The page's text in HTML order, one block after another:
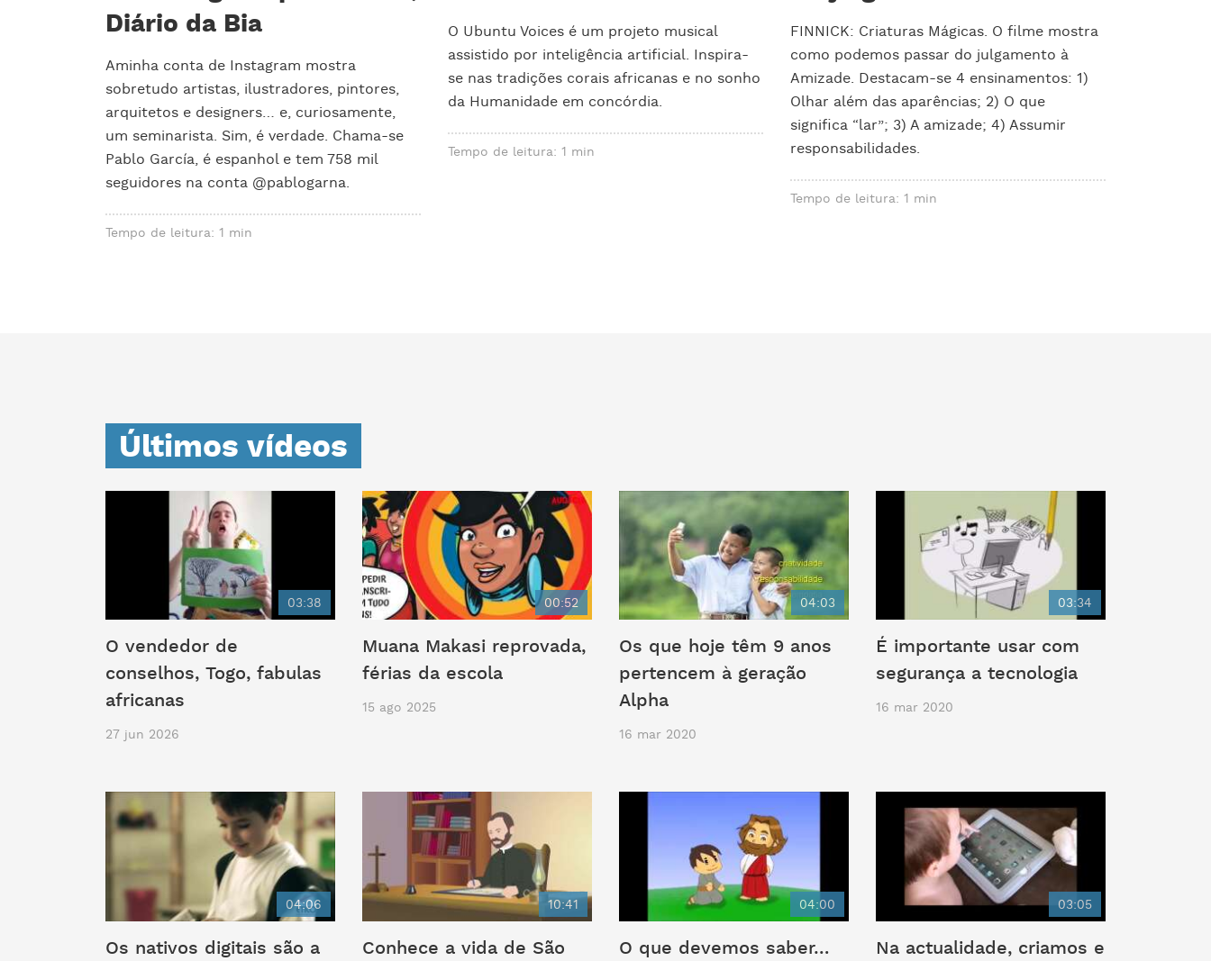
Diário da Bia
Aminha conta de Instagram mostra
sobretudo artistas, ilustradores, pintores,
arquitetos e designers… e, curiosamente,
um seminarista. Sim, é verdade. Chama-se
Pablo García, é espanhol e tem 758 mil
seguidores na conta @pablogarna.
Tempo de leitura: 1 min
O Ubuntu Voices é um projeto musical
assistido por inteligência artificial. Inspira-
se nas tradições corais africanas e no sonho
da Humanidade em concórdia.
Tempo de leitura: 1 min
FINNICK: Criaturas Mágicas. O filme mostra
como podemos passar do julgamento à
Amizade. Destacam-se 4 ensinamentos: 1)
Olhar além das aparências; 2) O que
significa “lar”; 3) A amizade; 4) Assumir
responsabilidades.
Tempo de leitura: 1 min
Últimos vídeos
03:38
O vendedor de
conselhos, Togo, fabulas
africanas
27 jun 2026
00:52
Muana Makasi reprovada,
férias da escola
15 ago 2025
04:03
Os que hoje têm 9 anos
pertencem à geração
Alpha
16 mar 2020
03:34
É importante usar com
segurança a tecnologia
16 mar 2020
04:06
Os nativos digitais são a
10:41
Conhece a vida de São
04:00
O que devemos saber…
03:05
Na actualidade, criamos e